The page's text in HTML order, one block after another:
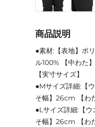
商品説明
●素材:【表地】ポ
ル100% 【中わた
【実寸サイズ】
●Mサイズ詳細:【
そ幅】26cm 【わ
●Lサイズ詳細:【
そ幅】26cm 【わ